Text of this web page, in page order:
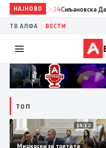
НАЈНОВО
20:24 Сиљановска
ТВ АЛФА ВЕСТИ
ТОП
15:20 14:12
Мицкоски за третата